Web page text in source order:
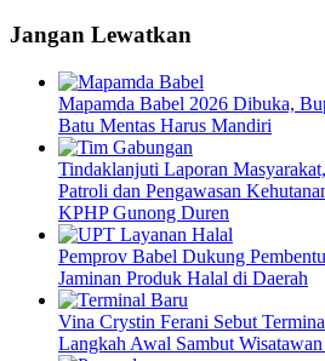
Jangan Lewatkan
Mapamda Babel 2026 Dibuka,
Batu Mentas Harus Mandiri
Tindaklanjuti Laporan
Patroli dan Pengawasan
KPHP Gunong Duren
Pemprov Babel Dukung
Jaminan Produk Halal di Daerah
Vina Crystin Ferani Sebut
Langkah Awal Sambut